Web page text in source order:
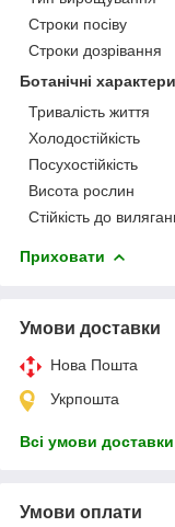
Строки посіву
Строки дозрівання
Ботанічні
Тривалість життя
Холодостійкість
Посухостійкість
Висота рослин
Стійкість до
Приховати
Умови доставки
Нова Пошта
Укрпошта
Всі умови доставки
Умови оплати